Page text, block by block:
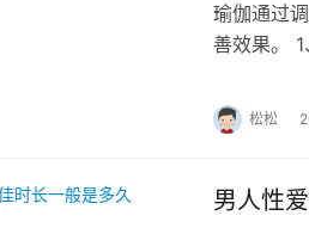
瑜伽通过
善效果。
松松
男人性